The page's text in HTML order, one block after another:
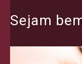
Sejam